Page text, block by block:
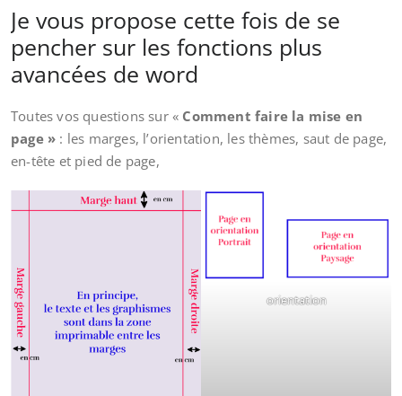
Je vous propose cette fois de se
pencher sur les fonctions plus
avancées de word
Toutes vos questions sur « Comment faire la mise en
page » : les marges, l’orientation, les thèmes, saut de page,
en-tête et pied de page,
orientation